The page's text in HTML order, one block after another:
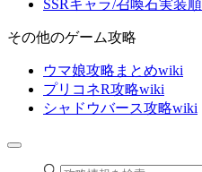
SSRキャラ/召喚石実装順
その他のゲーム攻略
ウマ娘攻略まとめwiki
プリコネR攻略wiki
シャドウバース攻略wiki